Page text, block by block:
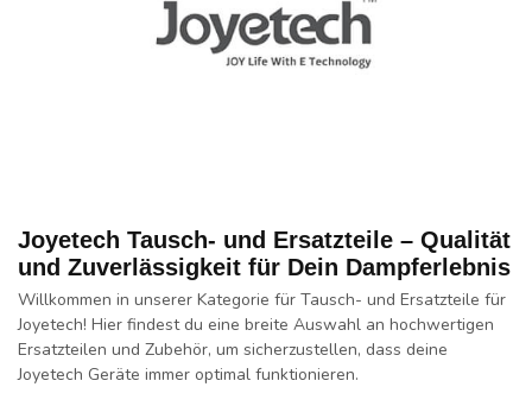
Joyetech Tausch- und Ersatzteile – Qualität
und Zuverlässigkeit für Dein Dampferlebnis
Willkommen in unserer Kategorie für Tausch- und Ersatzteile für
Joyetech! Hier findest du eine breite Auswahl an hochwertigen
Ersatzteilen und Zubehör, um sicherzustellen, dass deine
Joyetech Geräte immer optimal funktionieren.